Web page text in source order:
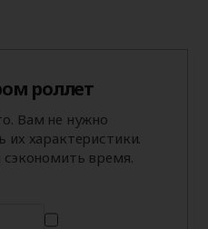
роллет
Вам не нужно
их характеристики.
сэкономить время.